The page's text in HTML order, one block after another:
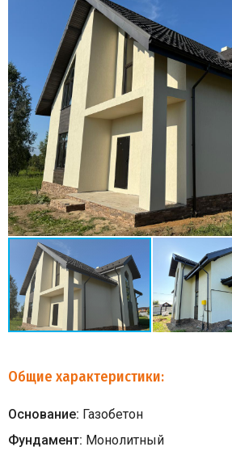
Общие характеристики:
Основание: Газобетон
Фундамент: Монолитный